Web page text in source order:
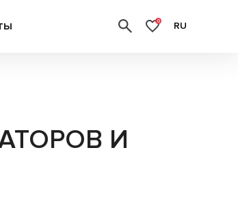
0 RU
И